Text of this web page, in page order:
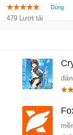
479 Lượt tải